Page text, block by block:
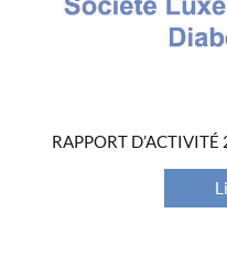
RAPPORT D’ACTIVITÉ